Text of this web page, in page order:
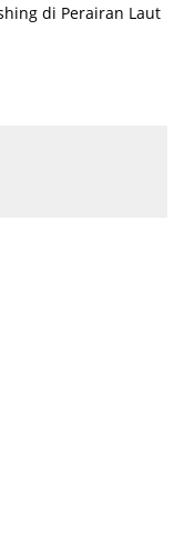
di Perairan Laut